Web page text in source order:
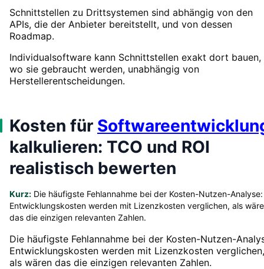
Schnittstellen zu Drittsystemen sind abhängig von den
APIs, die der Anbieter bereitstellt, und von dessen
Roadmap.
Individualsoftware kann Schnittstellen exakt dort bauen,
wo sie gebraucht werden, unabhängig von
Herstellerentscheidungen.
Kosten für
kalkulieren: TCO und ROI
realistisch bewerten
Kurz: Die häufigste Fehlannahme bei der Kosten-Nutzen-Analyse:
Entwicklungskosten werden mit Lizenzkosten verglichen, als
das die einzigen relevanten Zahlen.
Die häufigste Fehlannahme bei der Kosten-Nutzen-
Entwicklungskosten werden mit Lizenzkosten verglichen,
als wären das die einzigen relevanten Zahlen.